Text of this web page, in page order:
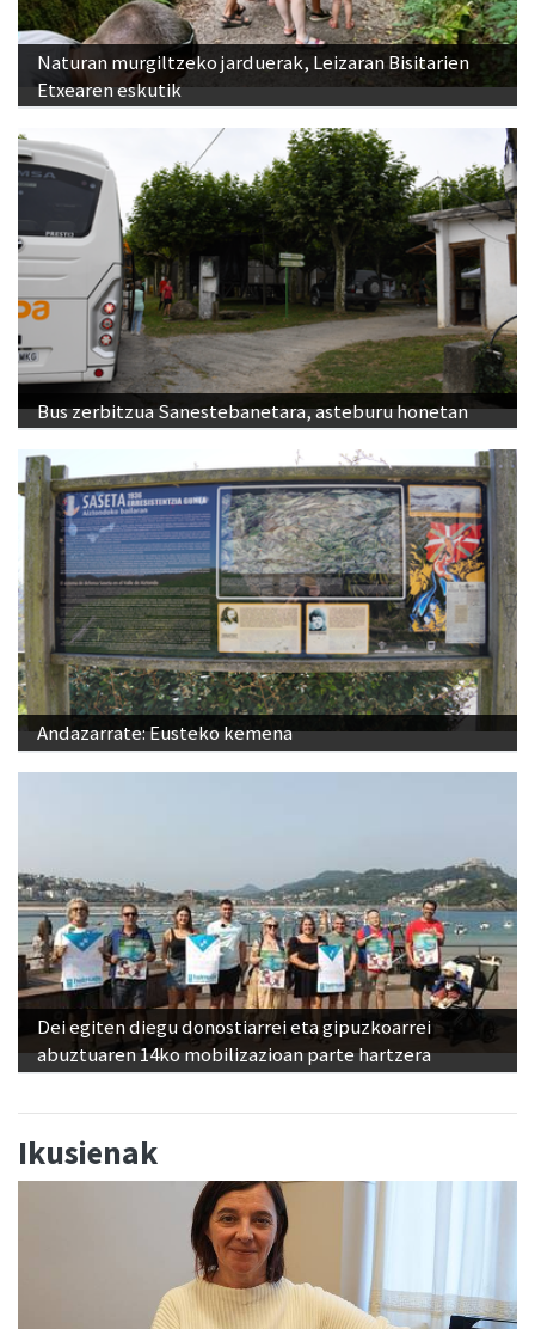
Naturan murgiltzeko jarduerak, Leizaran Bisitarien
Etxearen eskutik
Bus zerbitzua Sanestebanetara, asteburu honetan
Andazarrate: Eusteko kemena
Dei egiten diegu donostiarrei eta gipuzkoarrei
abuztuaren 14ko mobilizazioan parte hartzera
Ikusienak